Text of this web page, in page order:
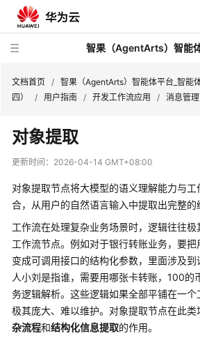
智果（AgentArts）智能
最
新
动
产
介
绍
开
始
使
用
文档首页 / 智果（AgentArts）智能体平台_智能
四）
/ 用户指南 / 开发工作流应用 / 消息管
对象提取
更新时间： 2026-04-14 GMT+08:00
对象提取节点将大模型的语义理解能力与
合，从用户的自然语言输入中提取出完整的
工作流在处理复杂业务场景时，逻辑往往
工作流节点。例如对于银行转账业务，要把
变成可调用接口的结构化参数，里面涉及
人小刘是指谁，需要用哪张卡转账，100的
务逻辑解析。这些逻辑如果全部平铺在一
极其庞大、难以维护。对象提取节点在此类
杂流程和结构化信息提取的作用。